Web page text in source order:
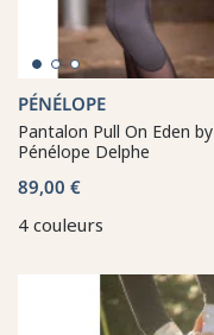
PÉNÉLOPE
Pantalon Pull On Eden by
Pénélope Delphe
89,00 €
4 couleurs